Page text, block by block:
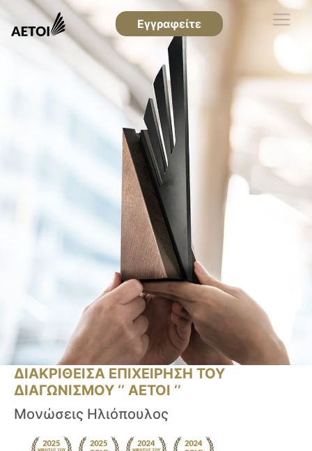
Εγγραφείτε
ΔΙΑΚΡΙΘΕΙΣΑ ΕΠΙΧΕΙΡΗΣΗ ΤΟΥ
ΔΙΑΓΩΝΙΣΜΟΥ ‘’ ΑΕΤΟΙ ‘’
Μονώσεις Ηλιόπουλος